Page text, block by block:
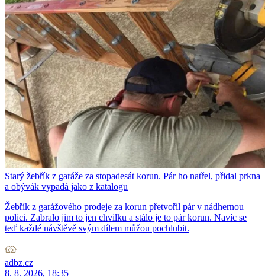
Starý žebřík z garáže za stopadesát korun. Pár ho natřel, přidal prkna
a obývák vypadá jako z katalogu
Žebřík z garážového prodeje za korun přetvořil pár v nádhernou
polici. Zabralo jim to jen chvilku a stálo je to pár korun. Navíc se
teď každé návštěvě svým dílem můžou pochlubit.
adbz.cz
8. 8. 2026, 18:35